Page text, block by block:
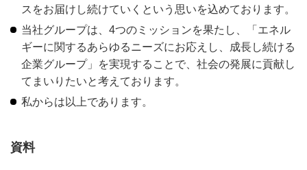
スをお届けし続けていくという思いを込めております。
当社グループは、4つのミッションを果たし、「エネル
ギーに関するあらゆるニーズにお応えし、成長し続ける
企業グループ」を実現することで、社会の発展に貢献し
てまいりたいと考えております。
私からは以上であります。
資料